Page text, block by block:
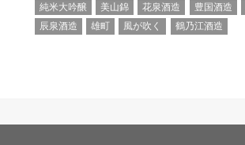
純米大吟醸
美山錦 花泉酒造 豊国酒造
辰泉酒造
雄町 風が吹く 鶴乃江酒造